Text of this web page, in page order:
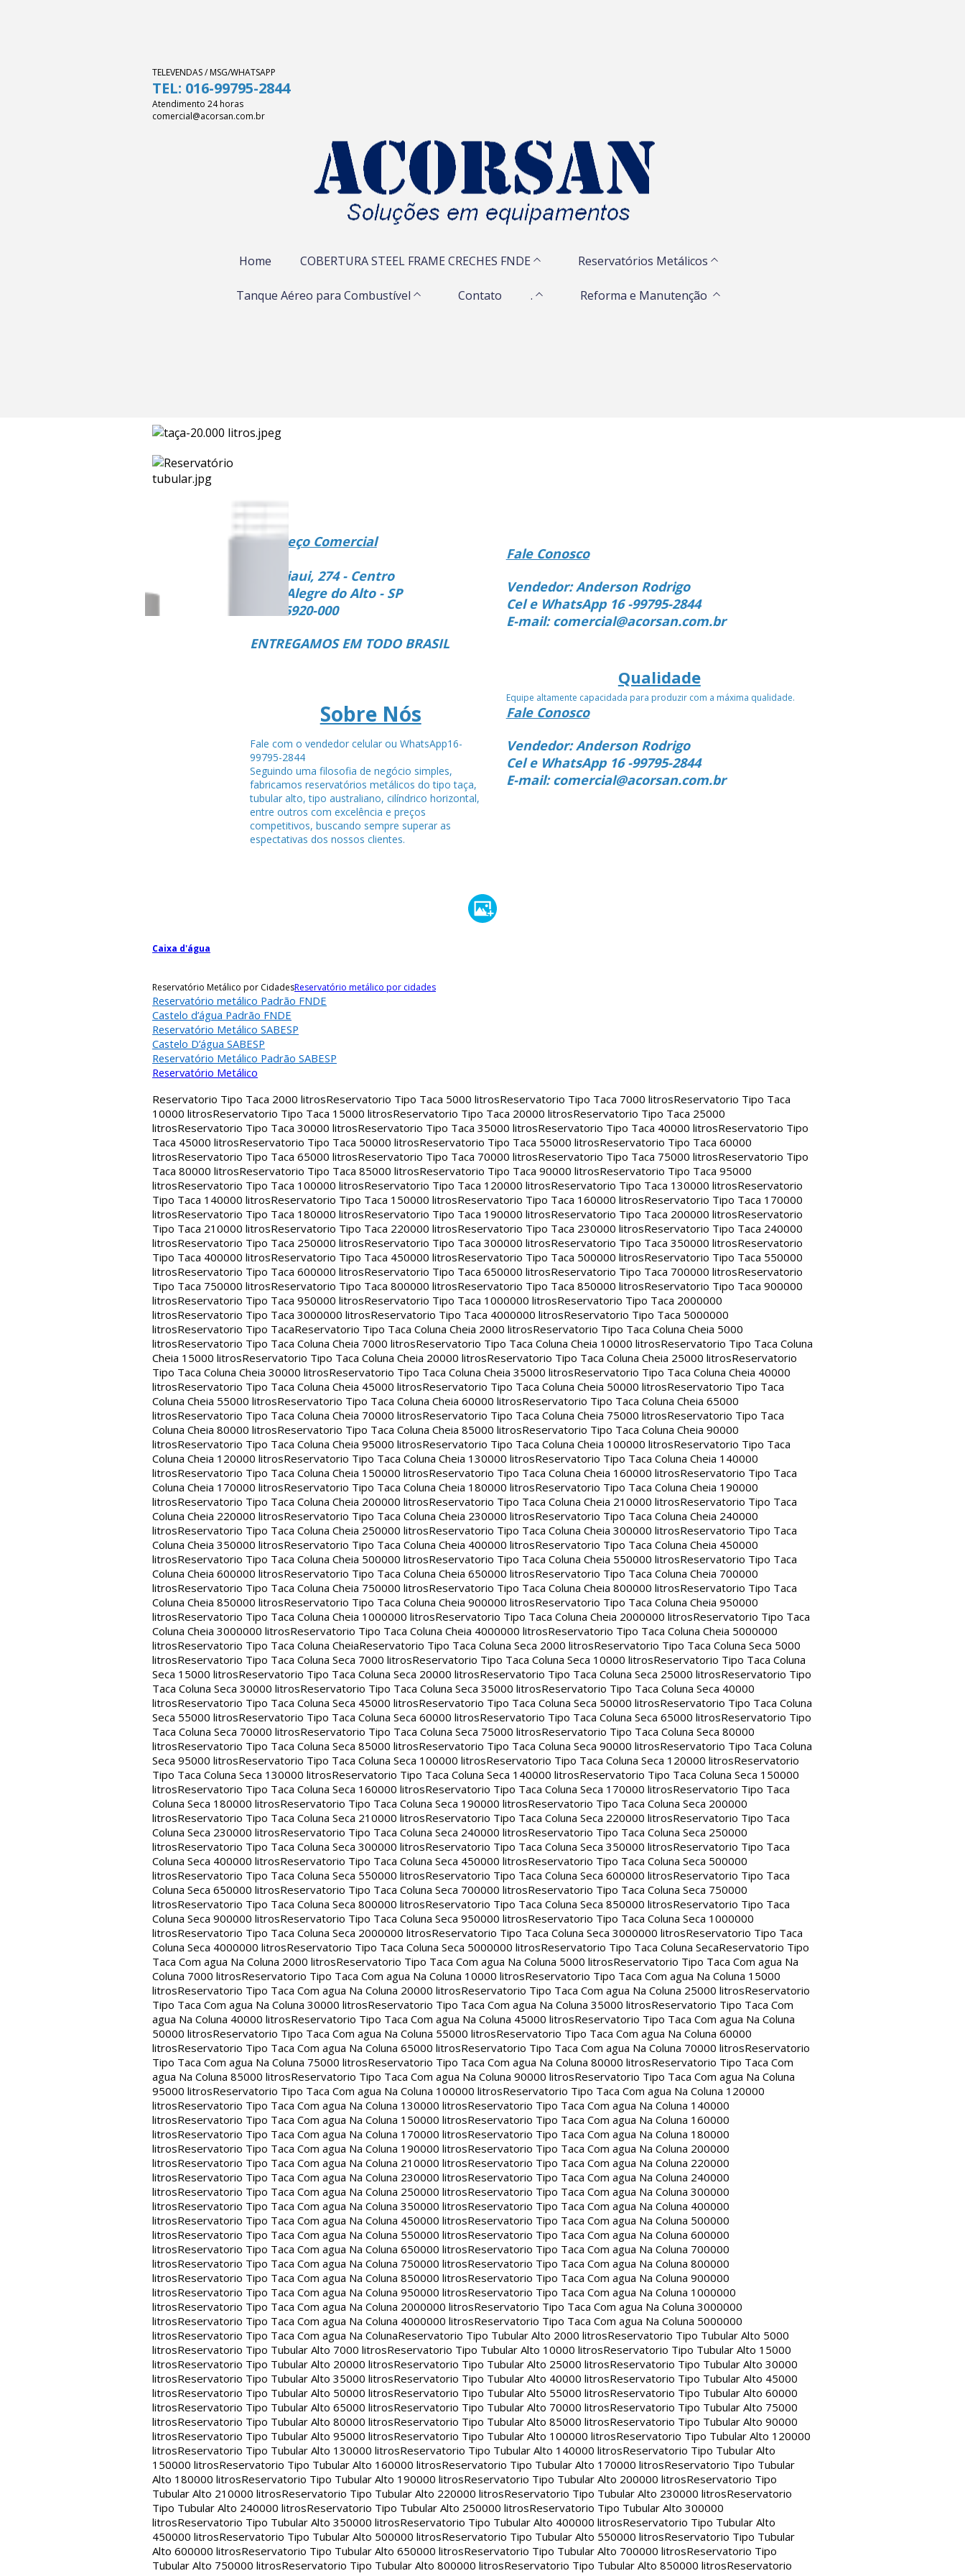
TELEVENDAS / MSG/WHATSAPP
TEL: 016-99795-2844
Atendimento 24 horas
comercial@acorsan.com.br
Home COBERTURA STEEL FRAME CRECHES FNDE Reservatórios Metálicos
Tanque Aéreo para Combustível Contato . Reforma e Manutenção
Endereço Comercial
Rua Piaui, 274 - Centro
Vista Alegre do Alto - SP
CEP 15920-000
ENTREGAMOS EM TODO BRASIL
Sobre Nós
Fale com o vendedor celular ou WhatsApp16-
99795-2844
Seguindo uma filosofia de negócio simples,
fabricamos reservatórios metálicos do tipo taça,
tubular alto, tipo australiano, cilíndrico horizontal,
entre outros com excelência e preços
competitivos, buscando sempre superar as
espectativas dos nossos clientes.
Fale Conosco
Vendedor: Anderson Rodrigo
Cel e WhatsApp 16 -99795-2844
E-mail: comercial@acorsan.com.br
Qualidade
Equipe altamente capacidada para produzir com a máxima qualidade.
Fale Conosco
Vendedor: Anderson Rodrigo
Cel e WhatsApp 16 -99795-2844
E-mail: comercial@acorsan.com.br
Caixa d'água
Reservatório Metálico por CidadesReservatório metálico por cidades
Reservatório metálico Padrão FNDE
Castelo d’água Padrão FNDE
Reservatório Metálico SABESP
Castelo D’água SABESP
Reservatório Metálico Padrão SABESP
Reservatório Metálico
Reservatorio Tipo Taca 2000 litrosReservatorio Tipo Taca 5000 litrosReservatorio Tipo Taca 7000 litrosReservatorio Tipo Taca
10000 litrosReservatorio Tipo Taca 15000 litrosReservatorio Tipo Taca 20000 litrosReservatorio Tipo Taca 25000
litrosReservatorio Tipo Taca 30000 litrosReservatorio Tipo Taca 35000 litrosReservatorio Tipo Taca 40000 litrosReservatorio Tipo
Taca 45000 litrosReservatorio Tipo Taca 50000 litrosReservatorio Tipo Taca 55000 litrosReservatorio Tipo Taca 60000
litrosReservatorio Tipo Taca 65000 litrosReservatorio Tipo Taca 70000 litrosReservatorio Tipo Taca 75000 litrosReservatorio Tipo
Taca 80000 litrosReservatorio Tipo Taca 85000 litrosReservatorio Tipo Taca 90000 litrosReservatorio Tipo Taca 95000
litrosReservatorio Tipo Taca 100000 litrosReservatorio Tipo Taca 120000 litrosReservatorio Tipo Taca 130000 litrosReservatorio
Tipo Taca 140000 litrosReservatorio Tipo Taca 150000 litrosReservatorio Tipo Taca 160000 litrosReservatorio Tipo Taca 170000
litrosReservatorio Tipo Taca 180000 litrosReservatorio Tipo Taca 190000 litrosReservatorio Tipo Taca 200000 litrosReservatorio
Tipo Taca 210000 litrosReservatorio Tipo Taca 220000 litrosReservatorio Tipo Taca 230000 litrosReservatorio Tipo Taca 240000
litrosReservatorio Tipo Taca 250000 litrosReservatorio Tipo Taca 300000 litrosReservatorio Tipo Taca 350000 litrosReservatorio
Tipo Taca 400000 litrosReservatorio Tipo Taca 450000 litrosReservatorio Tipo Taca 500000 litrosReservatorio Tipo Taca 550000
litrosReservatorio Tipo Taca 600000 litrosReservatorio Tipo Taca 650000 litrosReservatorio Tipo Taca 700000 litrosReservatorio
Tipo Taca 750000 litrosReservatorio Tipo Taca 800000 litrosReservatorio Tipo Taca 850000 litrosReservatorio Tipo Taca 900000
litrosReservatorio Tipo Taca 950000 litrosReservatorio Tipo Taca 1000000 litrosReservatorio Tipo Taca 2000000
litrosReservatorio Tipo Taca 3000000 litrosReservatorio Tipo Taca 4000000 litrosReservatorio Tipo Taca 5000000
litrosReservatorio Tipo TacaReservatorio Tipo Taca Coluna Cheia 2000 litrosReservatorio Tipo Taca Coluna Cheia 5000
litrosReservatorio Tipo Taca Coluna Cheia 7000 litrosReservatorio Tipo Taca Coluna Cheia 10000 litrosReservatorio Tipo Taca Coluna
Cheia 15000 litrosReservatorio Tipo Taca Coluna Cheia 20000 litrosReservatorio Tipo Taca Coluna Cheia 25000 litrosReservatorio
Tipo Taca Coluna Cheia 30000 litrosReservatorio Tipo Taca Coluna Cheia 35000 litrosReservatorio Tipo Taca Coluna Cheia 40000
litrosReservatorio Tipo Taca Coluna Cheia 45000 litrosReservatorio Tipo Taca Coluna Cheia 50000 litrosReservatorio Tipo Taca
Coluna Cheia 55000 litrosReservatorio Tipo Taca Coluna Cheia 60000 litrosReservatorio Tipo Taca Coluna Cheia 65000
litrosReservatorio Tipo Taca Coluna Cheia 70000 litrosReservatorio Tipo Taca Coluna Cheia 75000 litrosReservatorio Tipo Taca
Coluna Cheia 80000 litrosReservatorio Tipo Taca Coluna Cheia 85000 litrosReservatorio Tipo Taca Coluna Cheia 90000
litrosReservatorio Tipo Taca Coluna Cheia 95000 litrosReservatorio Tipo Taca Coluna Cheia 100000 litrosReservatorio Tipo Taca
Coluna Cheia 120000 litrosReservatorio Tipo Taca Coluna Cheia 130000 litrosReservatorio Tipo Taca Coluna Cheia 140000
litrosReservatorio Tipo Taca Coluna Cheia 150000 litrosReservatorio Tipo Taca Coluna Cheia 160000 litrosReservatorio Tipo Taca
Coluna Cheia 170000 litrosReservatorio Tipo Taca Coluna Cheia 180000 litrosReservatorio Tipo Taca Coluna Cheia 190000
litrosReservatorio Tipo Taca Coluna Cheia 200000 litrosReservatorio Tipo Taca Coluna Cheia 210000 litrosReservatorio Tipo Taca
Coluna Cheia 220000 litrosReservatorio Tipo Taca Coluna Cheia 230000 litrosReservatorio Tipo Taca Coluna Cheia 240000
litrosReservatorio Tipo Taca Coluna Cheia 250000 litrosReservatorio Tipo Taca Coluna Cheia 300000 litrosReservatorio Tipo Taca
Coluna Cheia 350000 litrosReservatorio Tipo Taca Coluna Cheia 400000 litrosReservatorio Tipo Taca Coluna Cheia 450000
litrosReservatorio Tipo Taca Coluna Cheia 500000 litrosReservatorio Tipo Taca Coluna Cheia 550000 litrosReservatorio Tipo Taca
Coluna Cheia 600000 litrosReservatorio Tipo Taca Coluna Cheia 650000 litrosReservatorio Tipo Taca Coluna Cheia 700000
litrosReservatorio Tipo Taca Coluna Cheia 750000 litrosReservatorio Tipo Taca Coluna Cheia 800000 litrosReservatorio Tipo Taca
Coluna Cheia 850000 litrosReservatorio Tipo Taca Coluna Cheia 900000 litrosReservatorio Tipo Taca Coluna Cheia 950000
litrosReservatorio Tipo Taca Coluna Cheia 1000000 litrosReservatorio Tipo Taca Coluna Cheia 2000000 litrosReservatorio Tipo Taca
Coluna Cheia 3000000 litrosReservatorio Tipo Taca Coluna Cheia 4000000 litrosReservatorio Tipo Taca Coluna Cheia 5000000
litrosReservatorio Tipo Taca Coluna CheiaReservatorio Tipo Taca Coluna Seca 2000 litrosReservatorio Tipo Taca Coluna Seca 5000
litrosReservatorio Tipo Taca Coluna Seca 7000 litrosReservatorio Tipo Taca Coluna Seca 10000 litrosReservatorio Tipo Taca Coluna
Seca 15000 litrosReservatorio Tipo Taca Coluna Seca 20000 litrosReservatorio Tipo Taca Coluna Seca 25000 litrosReservatorio Tipo
Taca Coluna Seca 30000 litrosReservatorio Tipo Taca Coluna Seca 35000 litrosReservatorio Tipo Taca Coluna Seca 40000
litrosReservatorio Tipo Taca Coluna Seca 45000 litrosReservatorio Tipo Taca Coluna Seca 50000 litrosReservatorio Tipo Taca Coluna
Seca 55000 litrosReservatorio Tipo Taca Coluna Seca 60000 litrosReservatorio Tipo Taca Coluna Seca 65000 litrosReservatorio Tipo
Taca Coluna Seca 70000 litrosReservatorio Tipo Taca Coluna Seca 75000 litrosReservatorio Tipo Taca Coluna Seca 80000
litrosReservatorio Tipo Taca Coluna Seca 85000 litrosReservatorio Tipo Taca Coluna Seca 90000 litrosReservatorio Tipo Taca Coluna
Seca 95000 litrosReservatorio Tipo Taca Coluna Seca 100000 litrosReservatorio Tipo Taca Coluna Seca 120000 litrosReservatorio
Tipo Taca Coluna Seca 130000 litrosReservatorio Tipo Taca Coluna Seca 140000 litrosReservatorio Tipo Taca Coluna Seca 150000
litrosReservatorio Tipo Taca Coluna Seca 160000 litrosReservatorio Tipo Taca Coluna Seca 170000 litrosReservatorio Tipo Taca
Coluna Seca 180000 litrosReservatorio Tipo Taca Coluna Seca 190000 litrosReservatorio Tipo Taca Coluna Seca 200000
litrosReservatorio Tipo Taca Coluna Seca 210000 litrosReservatorio Tipo Taca Coluna Seca 220000 litrosReservatorio Tipo Taca
Coluna Seca 230000 litrosReservatorio Tipo Taca Coluna Seca 240000 litrosReservatorio Tipo Taca Coluna Seca 250000
litrosReservatorio Tipo Taca Coluna Seca 300000 litrosReservatorio Tipo Taca Coluna Seca 350000 litrosReservatorio Tipo Taca
Coluna Seca 400000 litrosReservatorio Tipo Taca Coluna Seca 450000 litrosReservatorio Tipo Taca Coluna Seca 500000
litrosReservatorio Tipo Taca Coluna Seca 550000 litrosReservatorio Tipo Taca Coluna Seca 600000 litrosReservatorio Tipo Taca
Coluna Seca 650000 litrosReservatorio Tipo Taca Coluna Seca 700000 litrosReservatorio Tipo Taca Coluna Seca 750000
litrosReservatorio Tipo Taca Coluna Seca 800000 litrosReservatorio Tipo Taca Coluna Seca 850000 litrosReservatorio Tipo Taca
Coluna Seca 900000 litrosReservatorio Tipo Taca Coluna Seca 950000 litrosReservatorio Tipo Taca Coluna Seca 1000000
litrosReservatorio Tipo Taca Coluna Seca 2000000 litrosReservatorio Tipo Taca Coluna Seca 3000000 litrosReservatorio Tipo Taca
Coluna Seca 4000000 litrosReservatorio Tipo Taca Coluna Seca 5000000 litrosReservatorio Tipo Taca Coluna SecaReservatorio Tipo
Taca Com agua Na Coluna 2000 litrosReservatorio Tipo Taca Com agua Na Coluna 5000 litrosReservatorio Tipo Taca Com agua Na
Coluna 7000 litrosReservatorio Tipo Taca Com agua Na Coluna 10000 litrosReservatorio Tipo Taca Com agua Na Coluna 15000
litrosReservatorio Tipo Taca Com agua Na Coluna 20000 litrosReservatorio Tipo Taca Com agua Na Coluna 25000 litrosReservatorio
Tipo Taca Com agua Na Coluna 30000 litrosReservatorio Tipo Taca Com agua Na Coluna 35000 litrosReservatorio Tipo Taca Com
agua Na Coluna 40000 litrosReservatorio Tipo Taca Com agua Na Coluna 45000 litrosReservatorio Tipo Taca Com agua Na Coluna
50000 litrosReservatorio Tipo Taca Com agua Na Coluna 55000 litrosReservatorio Tipo Taca Com agua Na Coluna 60000
litrosReservatorio Tipo Taca Com agua Na Coluna 65000 litrosReservatorio Tipo Taca Com agua Na Coluna 70000 litrosReservatorio
Tipo Taca Com agua Na Coluna 75000 litrosReservatorio Tipo Taca Com agua Na Coluna 80000 litrosReservatorio Tipo Taca Com
agua Na Coluna 85000 litrosReservatorio Tipo Taca Com agua Na Coluna 90000 litrosReservatorio Tipo Taca Com agua Na Coluna
95000 litrosReservatorio Tipo Taca Com agua Na Coluna 100000 litrosReservatorio Tipo Taca Com agua Na Coluna 120000
litrosReservatorio Tipo Taca Com agua Na Coluna 130000 litrosReservatorio Tipo Taca Com agua Na Coluna 140000
litrosReservatorio Tipo Taca Com agua Na Coluna 150000 litrosReservatorio Tipo Taca Com agua Na Coluna 160000
litrosReservatorio Tipo Taca Com agua Na Coluna 170000 litrosReservatorio Tipo Taca Com agua Na Coluna 180000
litrosReservatorio Tipo Taca Com agua Na Coluna 190000 litrosReservatorio Tipo Taca Com agua Na Coluna 200000
litrosReservatorio Tipo Taca Com agua Na Coluna 210000 litrosReservatorio Tipo Taca Com agua Na Coluna 220000
litrosReservatorio Tipo Taca Com agua Na Coluna 230000 litrosReservatorio Tipo Taca Com agua Na Coluna 240000
litrosReservatorio Tipo Taca Com agua Na Coluna 250000 litrosReservatorio Tipo Taca Com agua Na Coluna 300000
litrosReservatorio Tipo Taca Com agua Na Coluna 350000 litrosReservatorio Tipo Taca Com agua Na Coluna 400000
litrosReservatorio Tipo Taca Com agua Na Coluna 450000 litrosReservatorio Tipo Taca Com agua Na Coluna 500000
litrosReservatorio Tipo Taca Com agua Na Coluna 550000 litrosReservatorio Tipo Taca Com agua Na Coluna 600000
litrosReservatorio Tipo Taca Com agua Na Coluna 650000 litrosReservatorio Tipo Taca Com agua Na Coluna 700000
litrosReservatorio Tipo Taca Com agua Na Coluna 750000 litrosReservatorio Tipo Taca Com agua Na Coluna 800000
litrosReservatorio Tipo Taca Com agua Na Coluna 850000 litrosReservatorio Tipo Taca Com agua Na Coluna 900000
litrosReservatorio Tipo Taca Com agua Na Coluna 950000 litrosReservatorio Tipo Taca Com agua Na Coluna 1000000
litrosReservatorio Tipo Taca Com agua Na Coluna 2000000 litrosReservatorio Tipo Taca Com agua Na Coluna 3000000
litrosReservatorio Tipo Taca Com agua Na Coluna 4000000 litrosReservatorio Tipo Taca Com agua Na Coluna 5000000
litrosReservatorio Tipo Taca Com agua Na ColunaReservatorio Tipo Tubular Alto 2000 litrosReservatorio Tipo Tubular Alto 5000
litrosReservatorio Tipo Tubular Alto 7000 litrosReservatorio Tipo Tubular Alto 10000 litrosReservatorio Tipo Tubular Alto 15000
litrosReservatorio Tipo Tubular Alto 20000 litrosReservatorio Tipo Tubular Alto 25000 litrosReservatorio Tipo Tubular Alto 30000
litrosReservatorio Tipo Tubular Alto 35000 litrosReservatorio Tipo Tubular Alto 40000 litrosReservatorio Tipo Tubular Alto 45000
litrosReservatorio Tipo Tubular Alto 50000 litrosReservatorio Tipo Tubular Alto 55000 litrosReservatorio Tipo Tubular Alto 60000
litrosReservatorio Tipo Tubular Alto 65000 litrosReservatorio Tipo Tubular Alto 70000 litrosReservatorio Tipo Tubular Alto 75000
litrosReservatorio Tipo Tubular Alto 80000 litrosReservatorio Tipo Tubular Alto 85000 litrosReservatorio Tipo Tubular Alto 90000
litrosReservatorio Tipo Tubular Alto 95000 litrosReservatorio Tipo Tubular Alto 100000 litrosReservatorio Tipo Tubular Alto 120000
litrosReservatorio Tipo Tubular Alto 130000 litrosReservatorio Tipo Tubular Alto 140000 litrosReservatorio Tipo Tubular Alto
150000 litrosReservatorio Tipo Tubular Alto 160000 litrosReservatorio Tipo Tubular Alto 170000 litrosReservatorio Tipo Tubular
Alto 180000 litrosReservatorio Tipo Tubular Alto 190000 litrosReservatorio Tipo Tubular Alto 200000 litrosReservatorio Tipo
Tubular Alto 210000 litrosReservatorio Tipo Tubular Alto 220000 litrosReservatorio Tipo Tubular Alto 230000 litrosReservatorio
Tipo Tubular Alto 240000 litrosReservatorio Tipo Tubular Alto 250000 litrosReservatorio Tipo Tubular Alto 300000
litrosReservatorio Tipo Tubular Alto 350000 litrosReservatorio Tipo Tubular Alto 400000 litrosReservatorio Tipo Tubular Alto
450000 litrosReservatorio Tipo Tubular Alto 500000 litrosReservatorio Tipo Tubular Alto 550000 litrosReservatorio Tipo Tubular
Alto 600000 litrosReservatorio Tipo Tubular Alto 650000 litrosReservatorio Tipo Tubular Alto 700000 litrosReservatorio Tipo
Tubular Alto 750000 litrosReservatorio Tipo Tubular Alto 800000 litrosReservatorio Tipo Tubular Alto 850000 litrosReservatorio